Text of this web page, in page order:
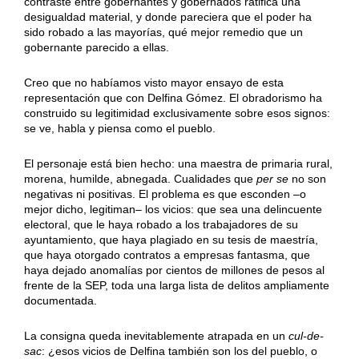
desigualdad material, y donde pareciera que el poder ha
sido robado a las mayorías, qué mejor remedio que un
gobernante parecido a ellas.
Creo que no habíamos visto mayor ensayo de esta
representación que con Delfina Gómez. El obradorismo ha
construido su legitimidad exclusivamente sobre esos signos:
se ve, habla y piensa como el pueblo.
El personaje está bien hecho: una maestra de primaria rural,
morena, humilde, abnegada. Cualidades que per seno son
negativas ni positivas. El problema es que esconden –o
mejor dicho, legitiman– los vicios: que sea una delincuente
electoral, que le haya robado a los trabajadores de su
ayuntamiento, que haya plagiado en su tesis de maestría,
que haya otorgado contratos a empresas fantasma, que
haya dejado anomalías por cientos de millones de pesos al
frente de la SEP, toda una larga lista de delitos ampliamente
documentada.
La consigna queda inevitablemente atrapada en un cul-de-
sac: ¿esos vicios de Delfina también son los del pueblo, o